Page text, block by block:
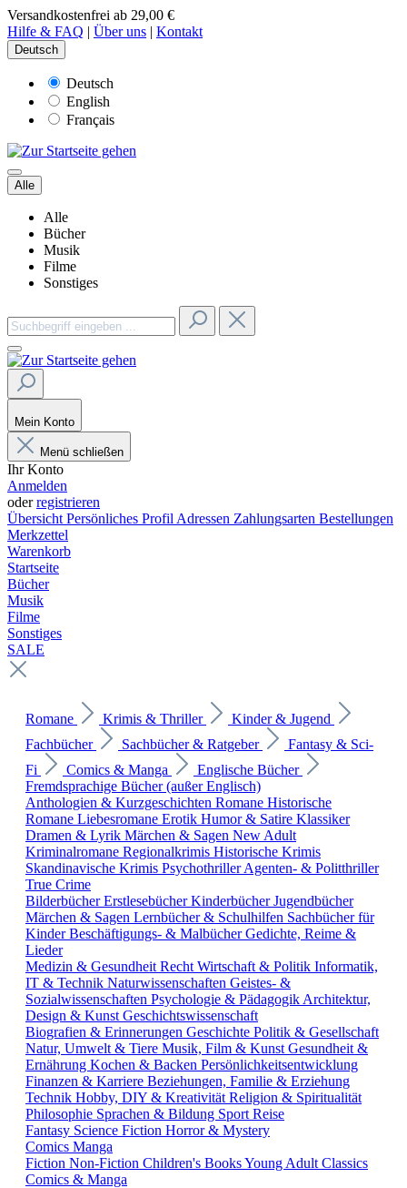
Versandkostenfrei ab 29,00 €
Hilfe & FAQ | Über uns | Kontakt
Deutsch
Deutsch
English
Français
Alle
Alle
Bücher
Musik
Filme
Sonstiges
Mein Konto
Menü schließen
Ihr Konto
Anmelden
oderregistrieren
Übersicht Persönliches Profil Adressen Zahlungsarten Bestellungen
Merkzettel
Warenkorb
Startseite
Bücher
Musik
Filme
Sonstiges
SALE
Romane Krimis & Thriller
Kinder & Jugend
Fachbücher
Sachbücher & Ratgeber
Fantasy & Sci-
Fi
Comics & Manga
Englische Bücher
Fremdsprachige Bücher (außer Englisch)
Anthologien & Kurzgeschichten Romane Historische
Romane Liebesromane Erotik Humor & Satire Klassiker
Dramen & Lyrik Märchen & Sagen New Adult
Kriminalromane Regionalkrimis Historische Krimis
Skandinavische Krimis PsychothrillerAgenten- & Politthriller
True Crime
BilderbücherErstlesebücherKinderbücherJugendbücher
Märchen & Sagen Lernbücher & Schulhilfen Sachbücher für
KinderBeschäftigungs- & MalbücherGedichte, Reime &
Lieder
Medizin & Gesundheit Recht Wirtschaft & Politik Informatik,
IT & Technik Naturwissenschaften Geistes- &
Sozialwissenschaften Psychologie & Pädagogik Architektur,
Design & Kunst Geschichtswissenschaft
Biografien & Erinnerungen Geschichte Politik & Gesellschaft
Natur, Umwelt & Tiere Musik, Film & Kunst Gesundheit &
Ernährung Kochen & Backen Persönlichkeitsentwicklung
Finanzen & Karriere Beziehungen, Familie & Erziehung
Technik Hobby, DIY & Kreativität Religion & Spiritualität
Philosophie Sprachen & Bildung Sport Reise
Fantasy Science Fiction Horror & Mystery
Comics Manga
Fiction Non-Fiction Children's BooksYoung Adult Classics
Comics & Manga